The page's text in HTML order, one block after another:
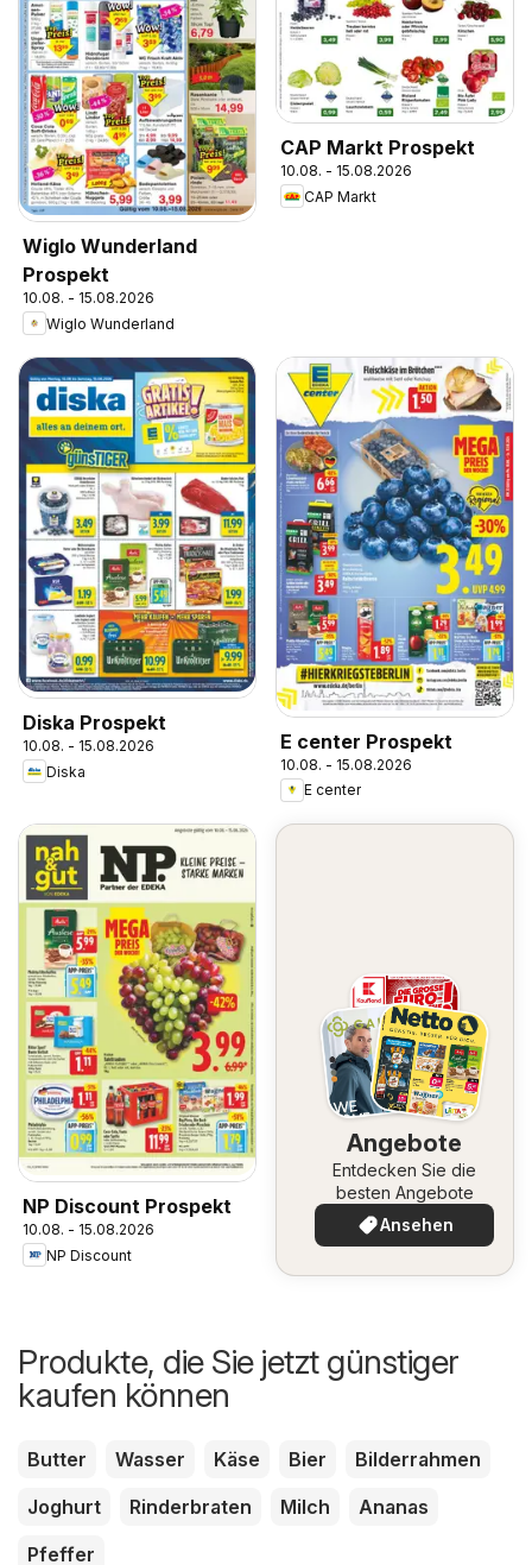
Wiglo Wunderland
Prospekt
10.08. - 15.08.2026
Wiglo Wunderland
CAP Markt Prospekt
10.08. - 15.08.2026
CAP Markt
Diska Prospekt
10.08. - 15.08.2026
Diska
E center Prospekt
10.08. - 15.08.2026
E center
NP Discount Prospekt
10.08. - 15.08.2026
NP Discount
Angebote
Entdecken Sie die
besten Angebote
Ansehen
Produkte, die Sie jetzt günstiger
kaufen können
Butter Wasser Käse Bier
Bilderrahmen
Joghurt
Rinderbraten Milch
Ananas
Pfeffer